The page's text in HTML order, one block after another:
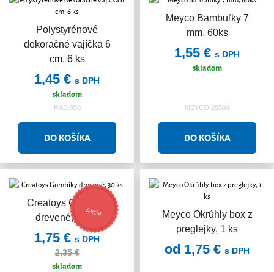
Polystyrénové
dekoračné vajíčka 6
cm, 6 ks
1,45 € s DPH
skladom
RAD.808
Meyco Bambuľky 7
mm, 60ks
1,55 € s DPH
skladom
MEYCO.28504
Creatoys Gombíky
drevené, 30 ks
Akcia
1,75 € s DPH
2,35 €
skladom
Meyco Okrúhly box z
preglejky, 1 ks
od 1,75 € s DPH